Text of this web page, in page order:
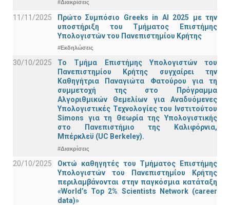
#Διακρίσεις
11/11/2025
Πρώτο Συμπόσιο Greeks in AI 2025 με την
υποστήριξη του Τμήματος Επιστήμης
Υπολογιστών του Πανεπιστημίου Κρήτης
#Εκδηλώσεις
30/10/2025
Το Τμήμα Επιστήμης Υπολογιστών του
Πανεπιστημίου Κρήτης συγχαίρει την
Καθηγήτρια Παναγιώτα Φατούρου για τη
συμμετοχή της στο Πρόγραμμα
Αλγοριθμικών Θεμελίων για Αναδυόμενες
Υπολογιστικές Τεχνολογίες του Ινστιτούτου
Simons για τη Θεωρία της Υπολογιστικής
στο Πανεπιστήμιο της Καλιφόρνια,
Μπέρκλεϋ (UC Berkeley).
#Διακρίσεις
20/10/2025
Οκτώ καθηγητές του Τμήματος Επιστήμης
Υπολογιστών του Πανεπιστημίου Κρήτης
περιλαμβάνονται στην παγκόσμια κατάταξη
«World’s Top 2% Scientists Network (career
data)»